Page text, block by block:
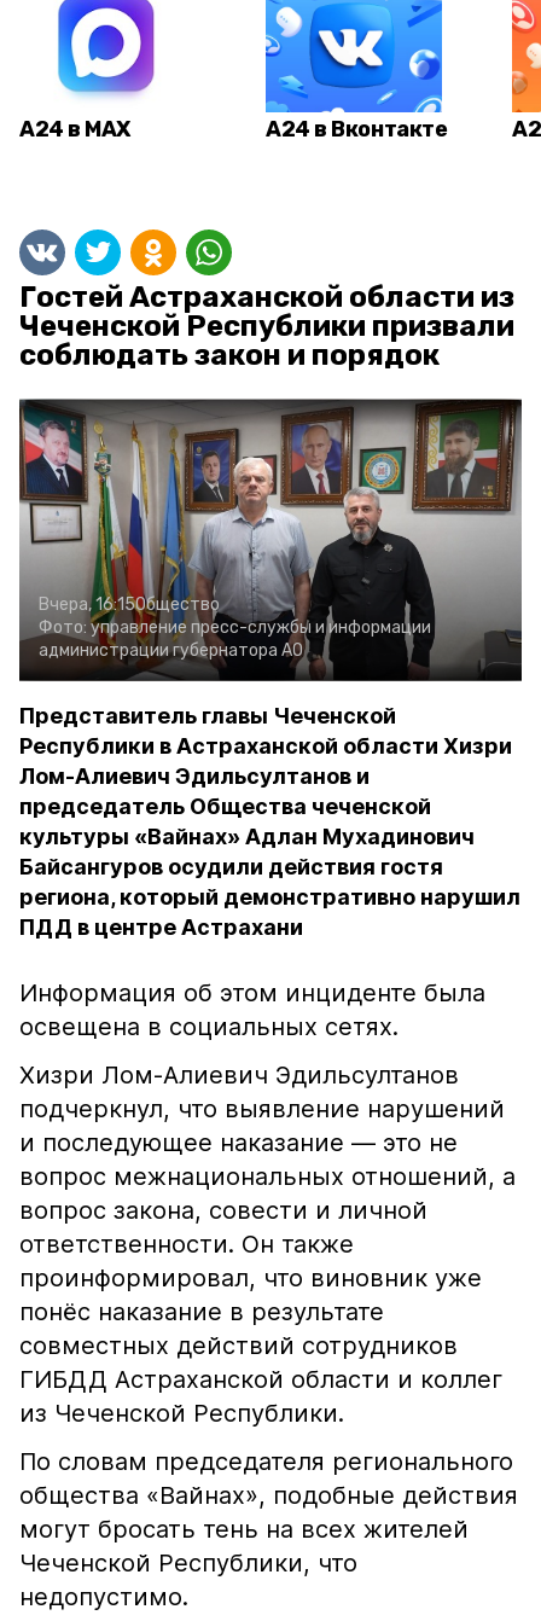
А24 в MAX А24 в Вконтакте
Гостей Астраханской области из
Чеченской Республики призвали
соблюдать закон и порядок
Вчера, 16:15Общество
Фото: управление пресс-службы и информации
администрации губернатора АО
Представитель главы Чеченской
Республики в Астраханской области Хизри
Лом-Алиевич Эдильсултанов и
председатель Общества чеченской
культуры «Вайнах» Адлан Мухадинович
Байсангуров осудили действия гостя
региона, который демонстративно нарушил
ПДД в центре Астрахани
Информация об этом инциденте была
освещена в социальных сетях.
Хизри Лом-Алиевич Эдильсултанов
подчеркнул, что выявление нарушений
и последующее наказание — это не
вопрос межнациональных отношений, а
вопрос закона, совести и личной
ответственности. Он также
проинформировал, что виновник уже
понёс наказание в результате
совместных действий сотрудников
ГИБДД Астраханской области и коллег
из Чеченской Республики.
По словам председателя регионального
общества «Вайнах», подобные действия
могут бросать тень на всех жителей
Чеченской Республики, что
недопустимо.